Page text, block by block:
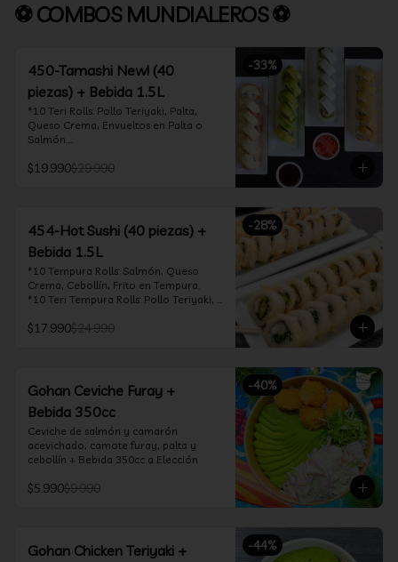
⚽ COMBOS MUNDIALEROS ⚽
-33%
450-Tamashi New! (40
piezas) + Bebida 1.5L
*10 Teri Rolls: Pollo Teriyaki, Palta,
Queso Crema, Envueltos en Palta o
Salmón.
Palta, Cebollín, Envuelto en Queso
salmón y bañado en salsa acevichada
*10 Tempura Rolls: Salmón, Queso
Crema, Cebollín, Frito en Tempura.
*Incluye 2 palitos, 2 soya 30ml, 1 salsa
teriyaki 30ml
$19.990$29.990
-28%
454-Hot Sushi (40 piezas) +
Bebida 1.5L
*10 Tempura Rolls: Salmón, Queso
Crema, Cebollín, Frito en Tempura.
*10 Teri Tempura Rolls: Pollo Teriyaki,
Tempura
Queso Crema y Cebollín, frito en
tempura
*Incluye 2 palitos, 2 soya 30ml, 1 salsa
teriyaki 30ml
$17.990$24.990
-40%
Gohan Ceviche Furay +
Bebida 350cc
Ceviche de salmón y camarón
acevichado, camote furay, palta y
cebollín + Bebida 350cc a Elección
$5.990$9.990
-44%
Gohan Chicken Teriyaki +